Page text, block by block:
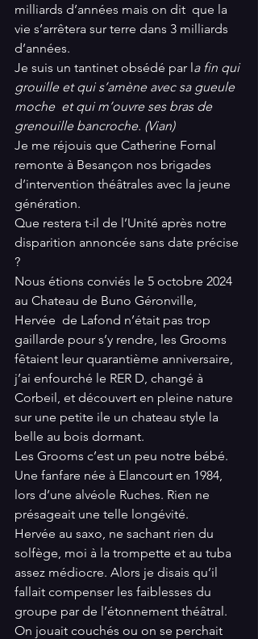
milliards d’années mais on dit  que la
vie s’arrêtera sur terre dans 3 milliards
d’années.
Je suis un tantinet obsédé par la fin qui
grouille et qui s’amène avec sa gueule
moche  et qui m’ouvre ses bras de
grenouille bancroche. (Vian)
Je me réjouis que Catherine Fornal
remonte à Besançon nos brigades
d’intervention théâtrales avec la jeune
génération.
Que restera t-il de l’Unité après notre
disparition annoncée sans date précise
?
Nous étions conviés le 5 octobre 2024
au Chateau de Buno Géronville,
Hervée  de Lafond n’était pas trop
gaillarde pour s’y rendre, les Grooms
fêtaient leur quarantième anniversaire,
j’ai enfourché le RER D, changé à
Corbeil, et découvert en pleine nature
sur une petite ile un chateau style la
belle au bois dormant.
Les Grooms c’est un peu notre bébé.
Une fanfare née à Elancourt en 1984,
lors d’une alvéole Ruches. Rien ne
présageait une telle longévité.
Hervée au saxo, ne sachant rien du
solfège, moi à la trompette et au tuba
assez médiocre. Alors je disais qu’il
fallait compenser les faiblesses du
groupe par de l’étonnement théâtral.
On jouait couchés ou on se perchait